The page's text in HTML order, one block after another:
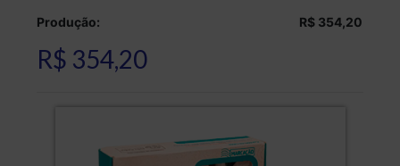
Produção: R$ 354,20
R$ 354,20